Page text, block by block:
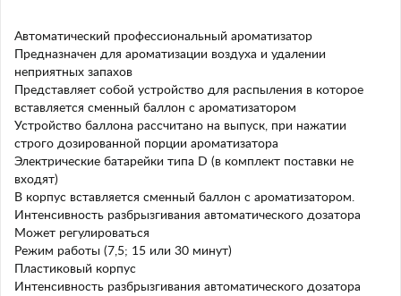
Автоматический профессиональный ароматизатор
Предназначен для ароматизации воздуха и удалении
неприятных запахов
Представляет собой устройство для распыления в которое
вставляется сменный баллон с ароматизатором
Устройство баллона рассчитано на выпуск, при нажатии
строго дозированной порции ароматизатора
Электрические батарейки типа D (в комплект поставки не
входят)
В корпус вставляется сменный баллон с ароматизатором.
Интенсивность разбрызгивания автоматического дозатора
Может регулироваться
Режим работы (7,5; 15 или 30 минут)
Пластиковый корпус
Интенсивность разбрызгивания автоматического дозатора